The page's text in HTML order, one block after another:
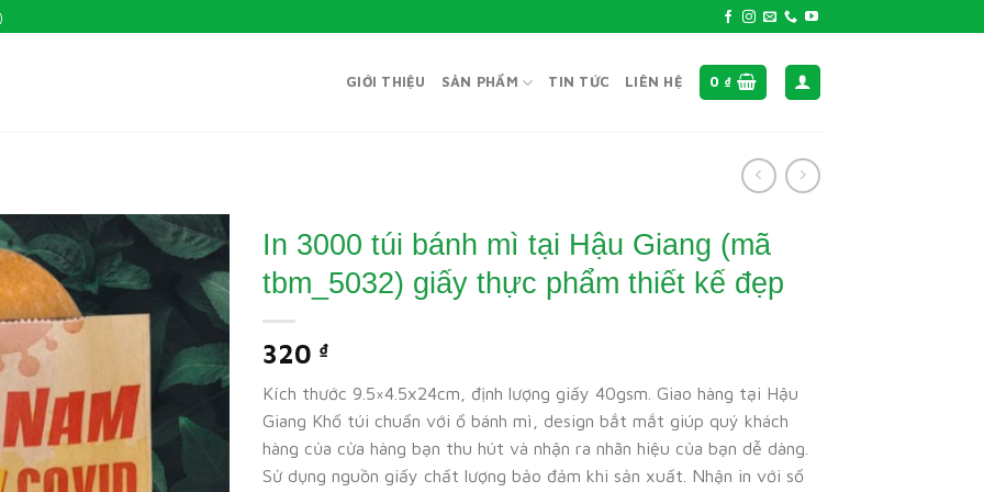
GIỚI THIỆU SẢN PHẨM TIN TỨC LIÊN HỆ 0 ₫
In 3000 túi bánh mì tại Hậu Giang (mã
tbm_5032) giấy thực phẩm thiết kế đẹp
320 ₫
Kích thước 9.5×4.5x24cm, định lượng giấy 40gsm. Giao hàng tại Hậu
Giang Khổ túi chuẩn với ổ bánh mì, design bắt mắt giúp quý khách
hàng của cửa hàng bạn thu hút và nhận ra nhãn hiệu của bạn dễ dàng.
Sử dụng nguồn giấy chất lượng bảo đảm khi sản xuất. Nhận in với số